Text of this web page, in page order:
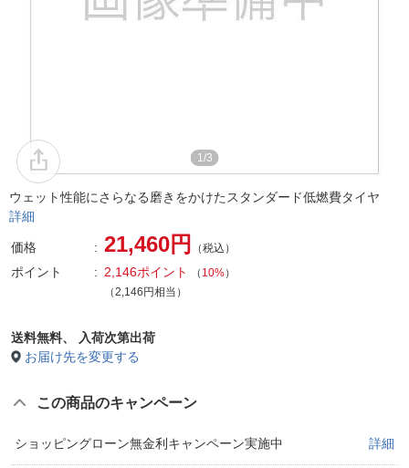
1/3
ウェット性能にさらなる磨きをかけたスタンダード低燃費タイヤ
詳細
価格 21,460円 （税込）
ポイント 2,146ポイント （ 10%）
（2,146円相当）
送料無料、
入荷次第出荷
お届け先を変更する
この商品のキャンペーン
ショッピングローン無金利キャンペーン実施中 詳細